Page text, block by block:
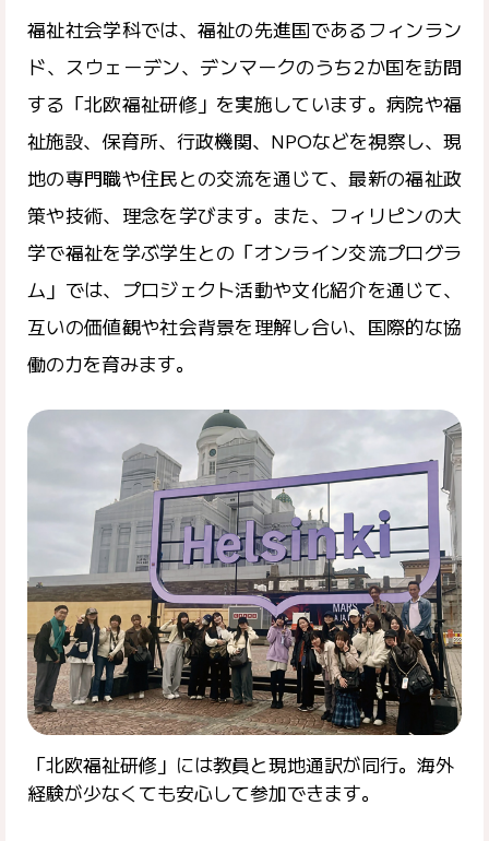
福祉社会学科では、福祉の先進国であるフィンラン
ド、スウェーデン、デンマークのうち2か国を訪問
する「北欧福祉研修」を実施しています。病院や福
祉施設、保育所、行政機関、NPOなどを視察し、現
地の専門職や住民との交流を通じて、最新の福祉政
策や技術、理念を学びます。また、フィリピンの大
学で福祉を学ぶ学生との「オンライン交流プログラ
ム」では、プロジェクト活動や文化紹介を通じて、
互いの価値観や社会背景を理解し合い、国際的な協
働の力を育みます。
「北欧福祉研修」には教員と現地通訳が同行。海外
経験が少なくても安心して参加できます。